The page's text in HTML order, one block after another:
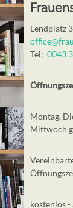
Lendplatz
Tel: 0043
Montag,
Mittwoch
kostenlos